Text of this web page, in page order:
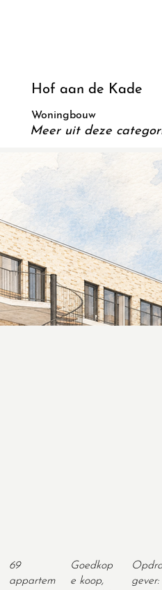
Hof aan de Kade
Woningbouw
Meer uit deze
69
appartem
Goedkop
e koop,
gever: